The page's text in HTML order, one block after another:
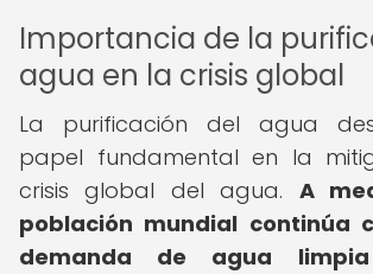
Importancia de la
agua en la crisis global
La purificación del agua
papel fundamental en la
crisis global del agua. A
población mundial continúa
demanda de agua